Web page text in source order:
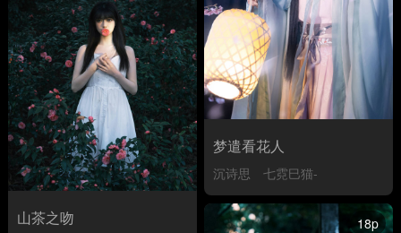
梦遣看花人
沉诗思 七霓巳猫-
山茶之吻 18p